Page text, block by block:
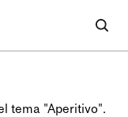
tema "Aperitivo".